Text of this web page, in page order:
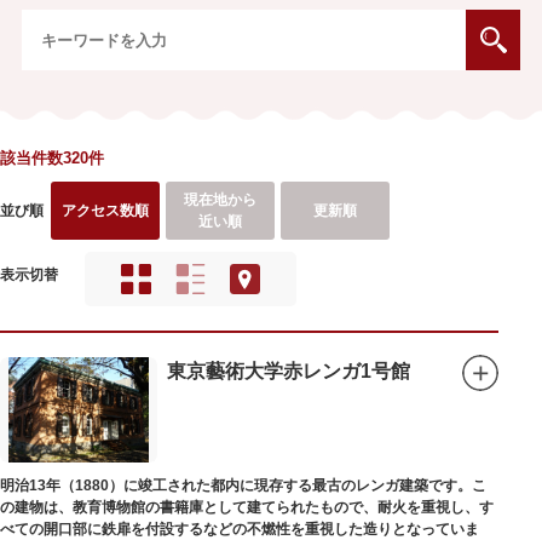
該当件数320件
並び順 アクセス数順
現在地から
近い順
更新順
表示切替
東京藝術大学赤レンガ1号館
明治13年（1880）に竣工された都内に現存する最古のレンガ建築です。こ
の建物は、教育博物館の書籍庫として建てられたもので、耐火を重視し、す
べての開口部に鉄扉を付設するなどの不燃性を重視した造りとなっていま